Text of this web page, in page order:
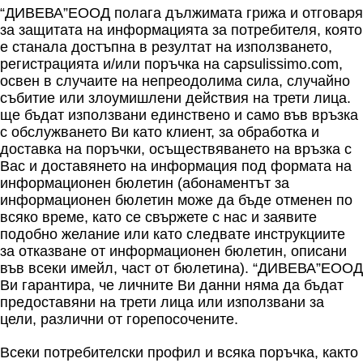
“ДИВЕВА”ЕООД полага дължимата грижа и отговаря
за защитата на информацията за потребителя, която
е станала достъпна в резултат на използването,
регистрацията и/или поръчка на capsulissimo.com,
освен в случаите на непреодолима сила, случайно
събитие или злоумишлени действия на трети лица.
ще бъдат използвани единствено и само във връзка
с обслужването Ви като клиент, за обработка и
доставка на поръчки, осъществяването на връзка с
Вас и доставянето на информация под формата на
информационен бюлетин (абонаментът за
информационен бюлетин може да бъде отменен по
всяко време, като се свържете с нас и заявите
подобно желание или като следвате инструкциите
за отказване от информационен бюлетин, описани
във всеки имейл, част от бюлетина). “ДИВЕВА”ЕООД
Ви гарантира, че личните Ви данни няма да бъдат
предоставяни на трети лица или използвани за
цели, различни от горепосочените.
Всеки потребителски профил и всяка поръчка, както